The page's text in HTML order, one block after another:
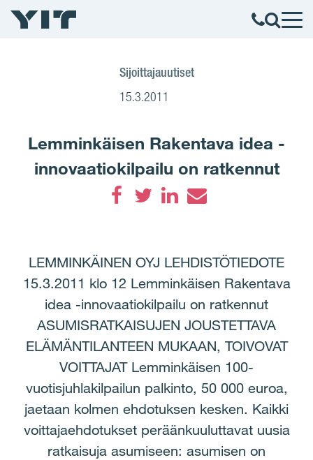
Sijoittajauutiset
15.3.2011
Lemminkäisen Rakentava idea -
innovaatiokilpailu on ratkennut
LEMMINKÄINEN OYJ LEHDISTÖTIEDOTE
15.3.2011 klo 12 Lemminkäisen Rakentava
idea -innovaatiokilpailu on ratkennut
ASUMISRATKAISUJEN JOUSTETTAVA
ELÄMÄNTILANTEEN MUKAAN, TOIVOVAT
VOITTAJAT Lemminkäisen 100-
vuotisjuhlakilpailun palkinto, 50 000 euroa,
jaetaan kolmen ehdotuksen kesken. Kaikki
voittajaehdotukset peräänkuuluttavat uusia
ratkaisuja asumiseen: asumisen on